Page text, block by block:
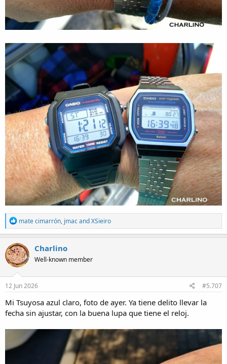
R
e
a
c
t
i
o
n
s
mate cimarrón, jmacandXSieiro
Charlino
Well-known member
12 Jun 2026 #5.707
Mi Tsuyosa azul claro, foto de ayer. Ya tiene delito llevar la
fecha sin ajustar, con la buena lupa que tiene el reloj.